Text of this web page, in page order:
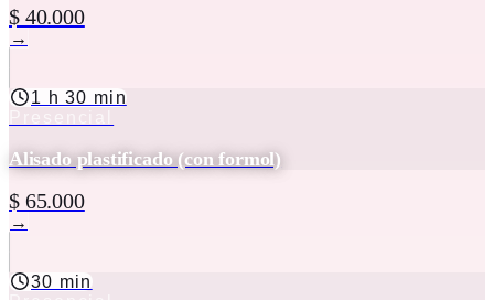
$ 40.000
→
1 h 30 min
Alisado plastificado (con formol)
$ 65.000
→
30 min